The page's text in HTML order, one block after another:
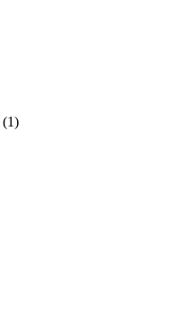
(1)